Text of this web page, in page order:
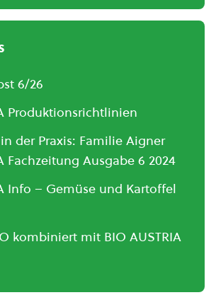
6/26
Produktionsrichtlinien
der Praxis: Familie Aigner
Fachzeitung Ausgabe 6 2024
Info – Gemüse und Kartoffel
kombiniert mit BIO AUSTRIA